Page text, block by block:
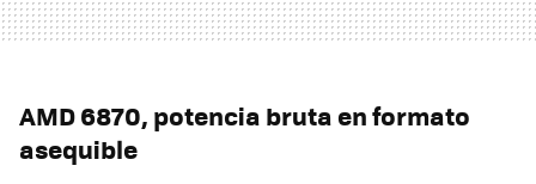
AMD6870, potencia bruta en formato
asequible